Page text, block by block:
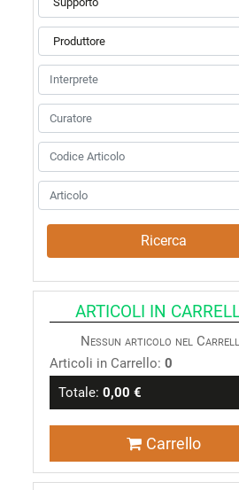
ARTICOLI IN
Nessun articolo nel
Articoli in Carrello: 0
Totale: 0,00 €
Carrello